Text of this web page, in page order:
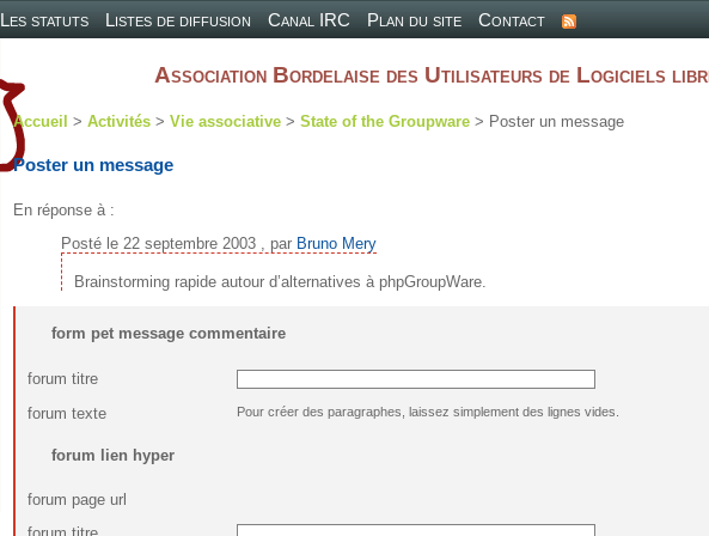
Les statuts Listes de diffusion Canal IRC Plan du site Contact
Association Bordelaise des Utilisateurs de Logiciels
Accueil >Activités >Vie associative >State of the Groupware > Poster un message
Poster un message
En réponse à :
Posté le 22 septembre 2003 , par Bruno Mery
Brainstorming rapide autour d’alternatives à phpGroupWare.
form pet message commentaire
forum titre
forum texte
Pour créer des paragraphes, laissez simplement des lignes vides.
forum lien hyper
forum page url